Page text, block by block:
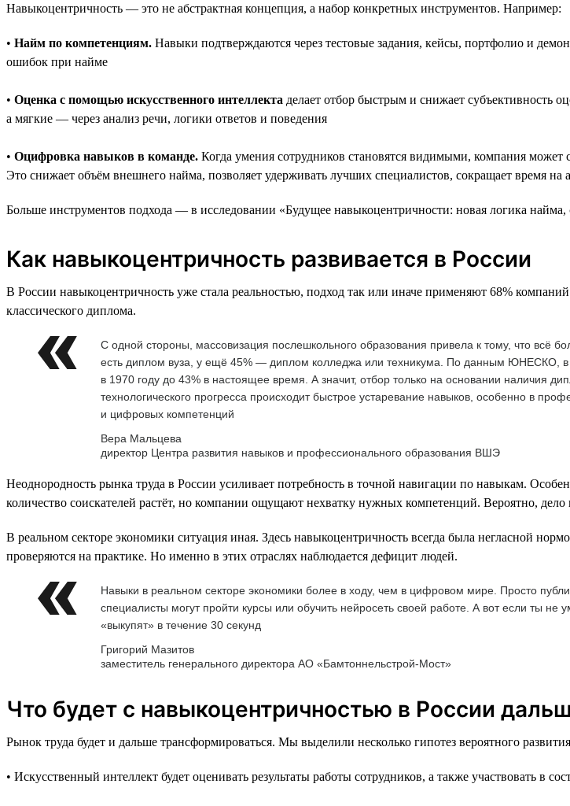
Навыкоцентричность — это не абстрактная концепция, а набор конкретных инструментов. Например:
• Найм по компетенциям. Навыки подтверждаются через тестовые задания, кейсы, портфолио и
ошибок при найме
• Оценка с помощью искусственного интеллекта делает отбор быстрым и снижает субъективность
а мягкие — через анализ речи, логики ответов и поведения
• Оцифровка навыков в команде. Когда умения сотрудников становятся видимыми, компания
Это снижает объём внешнего найма, позволяет удерживать лучших специалистов, сокращает время на
Больше инструментов подхода — в исследовании «Будущее навыкоцентричности: новая логика найма,
Как навыкоцентричность развивается в России
В России навыкоцентричность уже стала реальностью, подход так или иначе применяют 68%
классического диплома.
С одной стороны, массовизация послешкольного образования привела к тому, что
есть диплом вуза, у ещё 45% — диплом колледжа или техникума. По данным ЮНЕСКО,
в 1970 году до 43% в настоящее время. А значит, отбор только на основании наличия
технологического прогресса происходит быстрое устаревание навыков, особенно в
и цифровых компетенций
Вера Мальцева
директор Центра развития навыков и профессионального образования ВШЭ
Неоднородность рынка труда в России усиливает потребность в точной навигации по навыкам.
количество соискателей растёт, но компании ощущают нехватку нужных компетенций. Вероятно,
В реальном секторе экономики ситуация иная. Здесь навыкоцентричность всегда была негласной
проверяются на практике. Но именно в этих отраслях наблюдается дефицит людей.
Навыки в реальном секторе экономики более в ходу, чем в цифровом мире. Просто
специалисты могут пройти курсы или обучить нейросеть своей работе. А вот если ты
«выкупят» в течение 30 секунд
Григорий Мазитов
заместитель генерального директора АО «Бамтоннельстрой-Мост»
Что будет с навыкоцентричностью в России
Рынок труда будет и дальше трансформироваться. Мы выделили несколько гипотез вероятного
• Искусственный интеллект будет оценивать результаты работы сотрудников, а также участвовать в